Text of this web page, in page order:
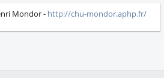
Mondor - http://chu-mondor.aphp.fr/